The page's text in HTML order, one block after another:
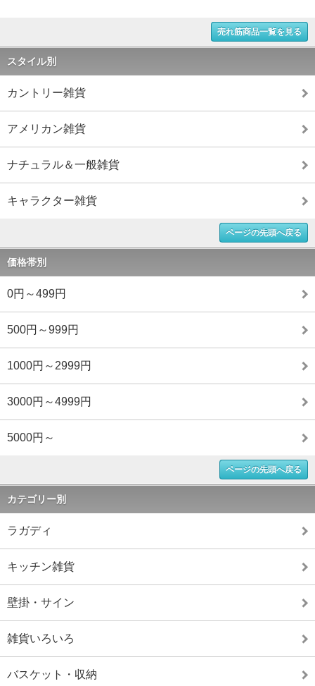
売れ筋商品一覧を見る
スタイル別
カントリー雑貨
アメリカン雑貨
ナチュラル＆一般雑貨
キャラクター雑貨
ページの先頭へ戻る
価格帯別
0円～499円
500円～999円
1000円～2999円
3000円～4999円
5000円～
ページの先頭へ戻る
カテゴリー別
ラガディ
キッチン雑貨
壁掛・サイン
雑貨いろいろ
バスケット・収納